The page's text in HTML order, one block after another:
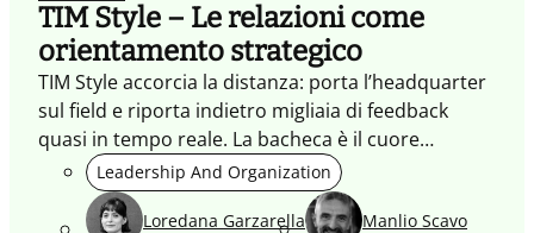
TIM Style – Le relazioni come
orientamento strategico
TIM Style accorcia la distanza: porta l’headquarter
sul field e riporta indietro migliaia di feedback
quasi in tempo reale. La bacheca è il cuore
operativo, ma la sorpresa è altrove: una rete
indiretta che si sente “di TIM”.
Leadership And Organization
Loredana Garzarella Manlio Scavo